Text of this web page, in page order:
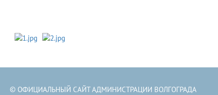
© ОФИЦИАЛЬНЫЙ САЙТ АДМИНИСТРАЦИИ ВОЛГОГРАДА